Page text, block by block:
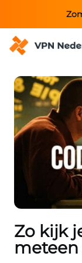
Zo kijk